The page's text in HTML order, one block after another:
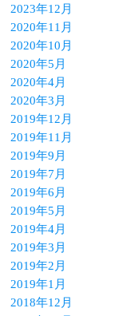
2023年12月
2020年11月
2020年10月
2020年5月
2020年4月
2020年3月
2019年12月
2019年11月
2019年9月
2019年7月
2019年6月
2019年5月
2019年4月
2019年3月
2019年2月
2019年1月
2018年12月